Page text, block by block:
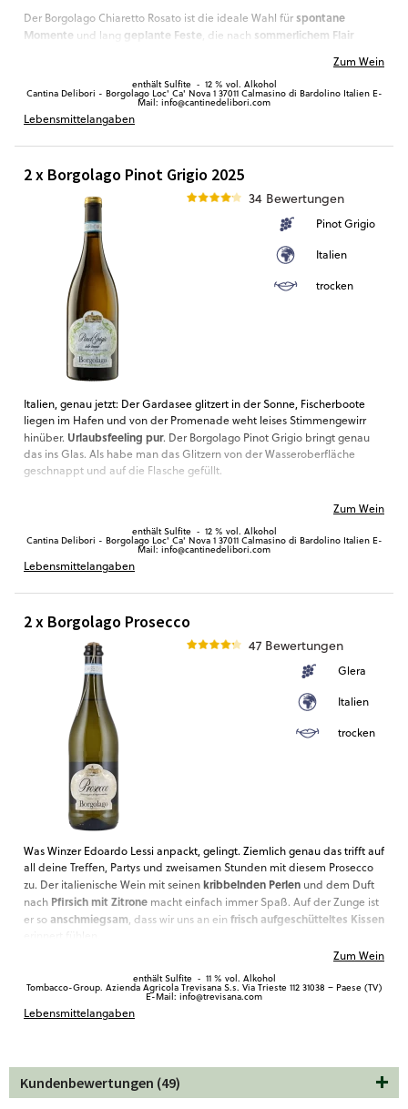
Der Borgolago Chiaretto Rosato ist die ideale Wahl fürspontane
Momente und lang geplante Feste , die nach sommerlichem Flair
Romantisch unter dem Nachthimmel auf den großen Wunsch warten.
Ein Glas zum Sonnenuntergangnach einem langen Tag. Schmeckt
auch zuCaprese, Honigmelone oder Ciabatta mit Oliven
wann du den Rosato öffnest, liegt ganz bei dir.
Zum Wein
enthält Sulfite ‐ 12 % vol. Alkohol
Cantina Delibori - Borgolago Loc' Ca' Nova 1 37011 Calmasino di Bardolino Italien E-
Mail: info@cantinedelibori.com
Lebensmittelangaben
2 x Borgolago Pinot Grigio 2025
34 Bewertungen
Pinot Grigio
Italien
trocken
Italien, genau jetzt: Der Gardasee glitzert in der Sonne, Fischerboote
liegen im Hafen und von der Promenade weht leises Stimmengewirr
hinüber. Urlaubsfeeling pur. Der Borgolago Pinot Grigio bringt genau
das ins Glas. Als habe man das Glitzern von der Wasseroberfläche
geschnappt und auf die Flasche gefüllt.
Bleibt die Frage: Ist das noch dein Wohnzimmer oder schon die Terrasse
hoch über dem See? Wie dem auch sei: Mit Köstlichkeiten von
bis Meeresfrüchtesalat
„La Dolce Alltag“.
Zum Wein
enthält Sulfite ‐ 12 % vol. Alkohol
Cantina Delibori - Borgolago Loc' Ca' Nova 1 37011 Calmasino di Bardolino Italien E-
Mail: info@cantinedelibori.com
Lebensmittelangaben
2 x Borgolago Prosecco
47 Bewertungen
Glera
Italien
trocken
Was Winzer Edoardo Lessi anpackt, gelingt. Ziemlich genau das trifft auf
all deine Treffen, Partys und zweisamen Stunden mit diesem Prosecco
zu. Der italienische Wein mit seinenkribbelnden Perlen und dem Duft
nach Pfirsich mit Zitrone macht einfach immer Spaß. Auf der Zunge ist
er so anschmiegsam, dass wir uns an ein frisch aufgeschütteltes Kissen
gerne
an. Bei Partys gefällt er zuFingerfood-Buffets,
Garnelen vom Grill und Pizza mit Meeresfrüchten
zugehen, ist derHefezopf aus dem Thermomix®
Zum Wein
enthält Sulfite ‐ 11 % vol. Alkohol
Tombacco-Group. Azienda Agricola Trevisana S.s. Via Trieste 112 31038 – Paese (TV)
E-Mail: info@trevisana.com
Lebensmittelangaben
Kundenbewertungen (49)